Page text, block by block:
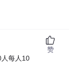
每人10
赞